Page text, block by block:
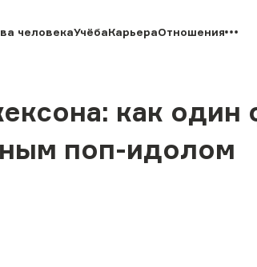
человекаУчёбаКарьераОтношения
как один
поп-идолом